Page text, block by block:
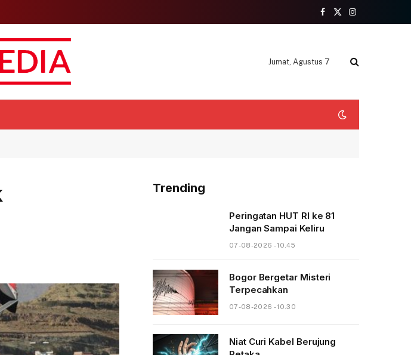
Facebook
X
Instagram
Jumat, Agustus 7
Trending
Peringatan HUT RI ke 81
Jangan Sampai Keliru
07-08-2026 - 10.45
Bogor Bergetar Misteri
Terpecahkan
07-08-2026 - 10.30
Niat Curi Kabel Berujung